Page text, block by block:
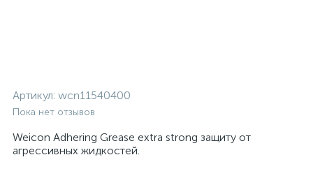
Артикул: wcn11540400
Пока нет отзывов
Weicon Adhering Grease extra strong защиту от
агрессивных жидкостей.